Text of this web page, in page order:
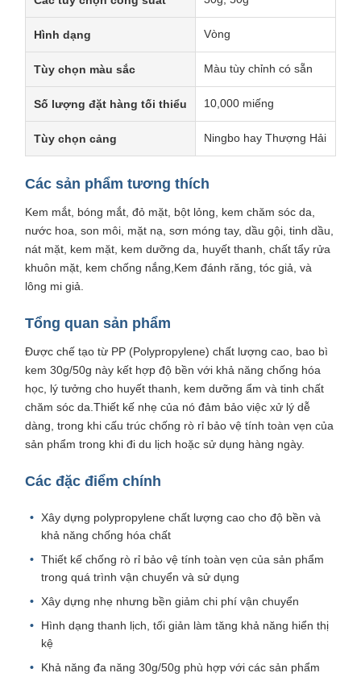
Hình dạng Vòng
Tùy chọn màu sắc Màu tùy chỉnh có sẵn
Số lượng đặt hàng tối thiểu 10,000 miếng
Tùy chọn cảng Ningbo hay Thượng Hải
Các sản phẩm tương thích
Kem mắt, bóng mắt, đỏ mặt, bột lỏng, kem chăm sóc da,
nước hoa, son môi, mặt nạ, sơn móng tay, dầu gội, tinh dầu,
nát mặt, kem mặt, kem dưỡng da, huyết thanh, chất tẩy rửa
khuôn mặt, kem chống nắng,Kem đánh răng, tóc giả, và
lông mi giả.
Tổng quan sản phẩm
Được chế tạo từ PP (Polypropylene) chất lượng cao, bao bì
kem 30g/50g này kết hợp độ bền với khả năng chống hóa
học, lý tưởng cho huyết thanh, kem dưỡng ẩm và tinh chất
chăm sóc da.Thiết kế nhẹ của nó đảm bảo việc xử lý dễ
dàng, trong khi cấu trúc chống rò rỉ bảo vệ tính toàn vẹn của
sản phẩm trong khi đi du lịch hoặc sử dụng hàng ngày.
Các đặc điểm chính
Xây dựng polypropylene chất lượng cao cho độ bền và
khả năng chống hóa chất
Thiết kế chống rò rỉ bảo vệ tính toàn vẹn của sản phẩm
trong quá trình vận chuyển và sử dụng
Xây dựng nhẹ nhưng bền giảm chi phí vận chuyển
Hình dạng thanh lịch, tối giản làm tăng khả năng hiển thị
kệ
Khả năng đa năng 30g/50g phù hợp với các sản phẩm